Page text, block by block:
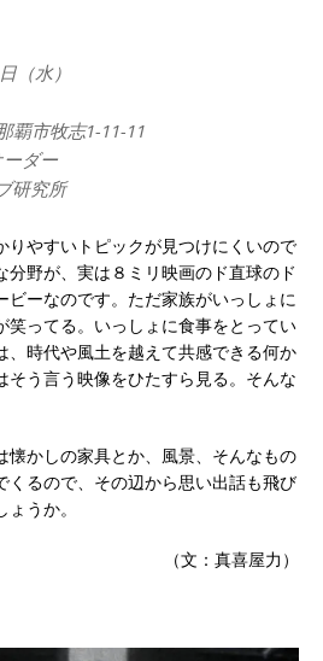
（水）
覇市牧志1-11-11
ダー
研究所
りやすいトピックが見つけにくいので
分野が、実は８ミリ映画のド直球のド
ビーなのです。ただ家族がいっしょに
笑ってる。いっしょに食事をとってい
、時代や風土を越えて共感できる何か
そう言う映像をひたすら見る。そんな
懐かしの家具とか、風景、そんなもの
くるので、その辺から思い出話も飛び
うか。
（文：真喜屋力）